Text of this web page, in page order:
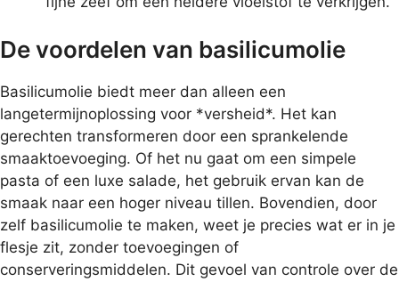
De voordelen van basilicumolie
Basilicumolie biedt meer dan alleen een
langetermijnoplossing voor *versheid*. Het kan
gerechten transformeren door een sprankelende
smaaktoevoeging. Of het nu gaat om een simpele
pasta of een luxe salade, het gebruik ervan kan de
smaak naar een hoger niveau tillen. Bovendien, door
zelf basilicumolie te maken, weet je precies wat er in je
flesje zit, zonder toevoegingen of
conserveringsmiddelen. Dit gevoel van controle over de